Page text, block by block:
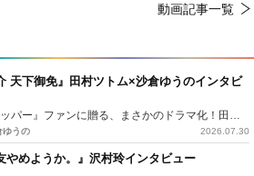
動画記事一覧
天下御免』田村ツトム×沙倉ゆうのインタビ
『侍タイムスリッパー』ファンに贈る、まさかのドラマ化！田村ツトム×沙倉ゆうのが語る『心配無用ノ介』撮影秘話
ゆうの 2026.07.30
やめようか。』沢村玲インタビュー